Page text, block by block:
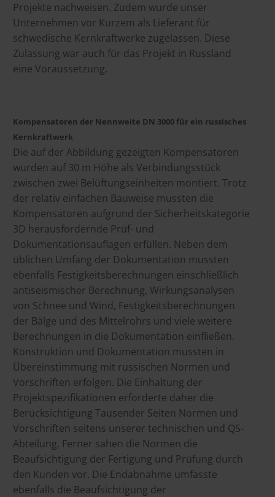
Projekte nachweisen. Zudem wurde unser
Unternehmen vor Kurzem als Lieferant für
schwedische Kernkraftwerke zugelassen. Diese
Zulassung war auch für das Projekt in Russland
eine Voraussetzung.
Kompensatoren der Nennweite DN 3000 für ein russisches
Kernkraftwerk
Die auf der Abbildung gezeigten Kompensatoren
wurden auf 30 m Höhe als Verbindungsstück
zwischen zwei Belüftungseinheiten montiert. Trotz
der relativ einfachen Bauweise mussten die
Kompensatoren aufgrund der Sicherheitskategorie
3D herausfordernde Prüf- und
Dokumentationsauflagen erfüllen. Neben dem
üblichen Umfang der Dokumentation mussten
ebenfalls Festigkeitsberechnungen einschließlich
antiseismischer Berechnung, Wirkungsanalysen
von Schnee und Wind, Festigkeitsberechnungen
der Bälge und des Mittelrohrs und viele weitere
Berechnungen in die Dokumentation einfließen.
Konstruktion und Dokumentation mussten in
Übereinstimmung mit russischen Normen und
Vorschriften erfolgen. Die Einhaltung der
Projektspezifikationen erforderte daher die
Berücksichtigung Tausender Seiten Normen und
Vorschriften seitens unserer technischen und QS-
Abteilung. Ferner sahen die Normen die
Beaufsichtigung der Fertigung und Prüfung durch
den Kunden vor. Die Endabnahme umfasste
ebenfalls die Beaufsichtigung der